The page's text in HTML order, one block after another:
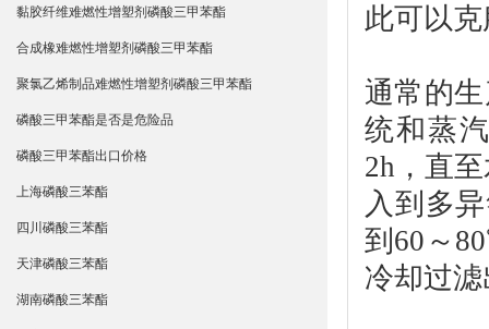
黏胶纤维难燃性增塑剂磷酸三甲苯酯
合成橡难燃性增塑剂磷酸三甲苯酯
聚氯乙烯制品难燃性增塑剂磷酸三甲苯酯
磷酸三甲苯酯是否是危险品
磷酸三甲苯酯出口价格
上海磷酸三苯酯
四川磷酸三苯酯
天津磷酸三苯酯
湖南磷酸三苯酯
此可以
通常的
统和蒸
2h，直
入到多
到60～
冷却过